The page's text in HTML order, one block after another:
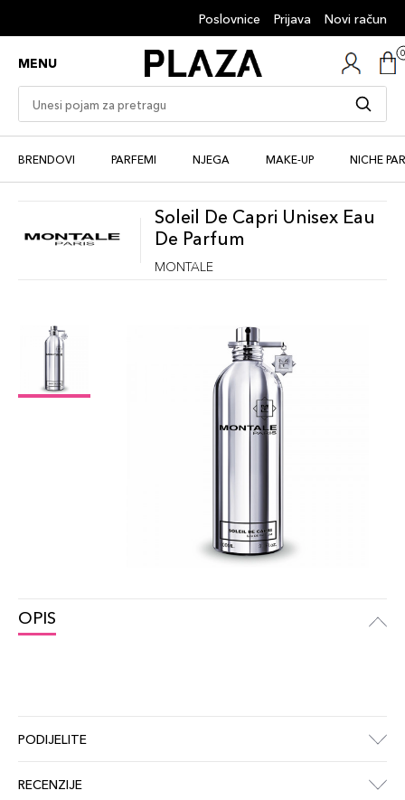
Poslovnice Prijava Novi račun
MENU
BRENDOVI PARFEMI NJEGA MAKE-UP NICHE
Soleil De Capri Unisex Eau
De Parfum
MONTALE
OPIS
PODIJELITE
RECENZIJE